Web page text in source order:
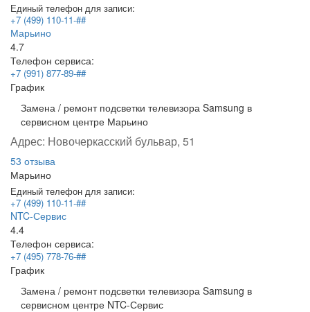
Единый телефон для записи:
+7 (499) 110-11-##
Марьино
4.7
Телефон сервиса:
+7 (991) 877-89-##
График
Замена / ремонт подсветки телевизора Samsung в
сервисном центре Марьино
Адрес: Новочеркасский бульвар, 51
53 отзыва
Марьино
Единый телефон для записи:
+7 (499) 110-11-##
NTC-Сервис
4.4
Телефон сервиса:
+7 (495) 778-76-##
График
Замена / ремонт подсветки телевизора Samsung в
сервисном центре NTC-Сервис